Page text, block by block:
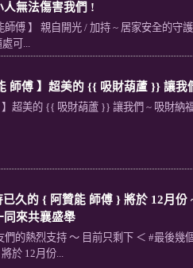
人無法傷害我們 !
師傅 】 親自開光 / 加持 ~ 居家安全的守
可...
師傅 】超美的 {{ 吸財葫蘆 }} 讓
】超美的 {{ 吸財葫蘆 }} 讓我們 ~ 吸財
已久的 { 阿贊能 師傅 } 將於 12月
同來共襄盛舉
們的熱烈支持 ～ 目前只剩下 ＜ #最後
於 12月份...